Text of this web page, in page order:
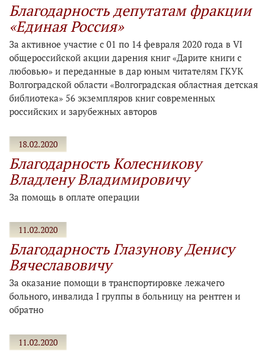
Благодарность депутатам фракции
«Единая Россия»
За активное участие с 01 по 14 февраля 2020 года в VI
общероссийской акции дарения книг «Дарите книги с
любовью» и переданные в дар юным читателям ГКУК
Волгоградской области «Волгоградская областная детская
библиотека» 56 экземпляров книг современных
российских и зарубежных авторов
18.02.2020
Благодарность Колесникову
Владлену Владимировичу
За помощь в оплате операции
11.02.2020
Благодарность Глазунову Денису
Вячеславовичу
За оказание помощи в транспортировке лежачего
больного, инвалида I группы в больницу на рентген и
обратно
11.02.2020